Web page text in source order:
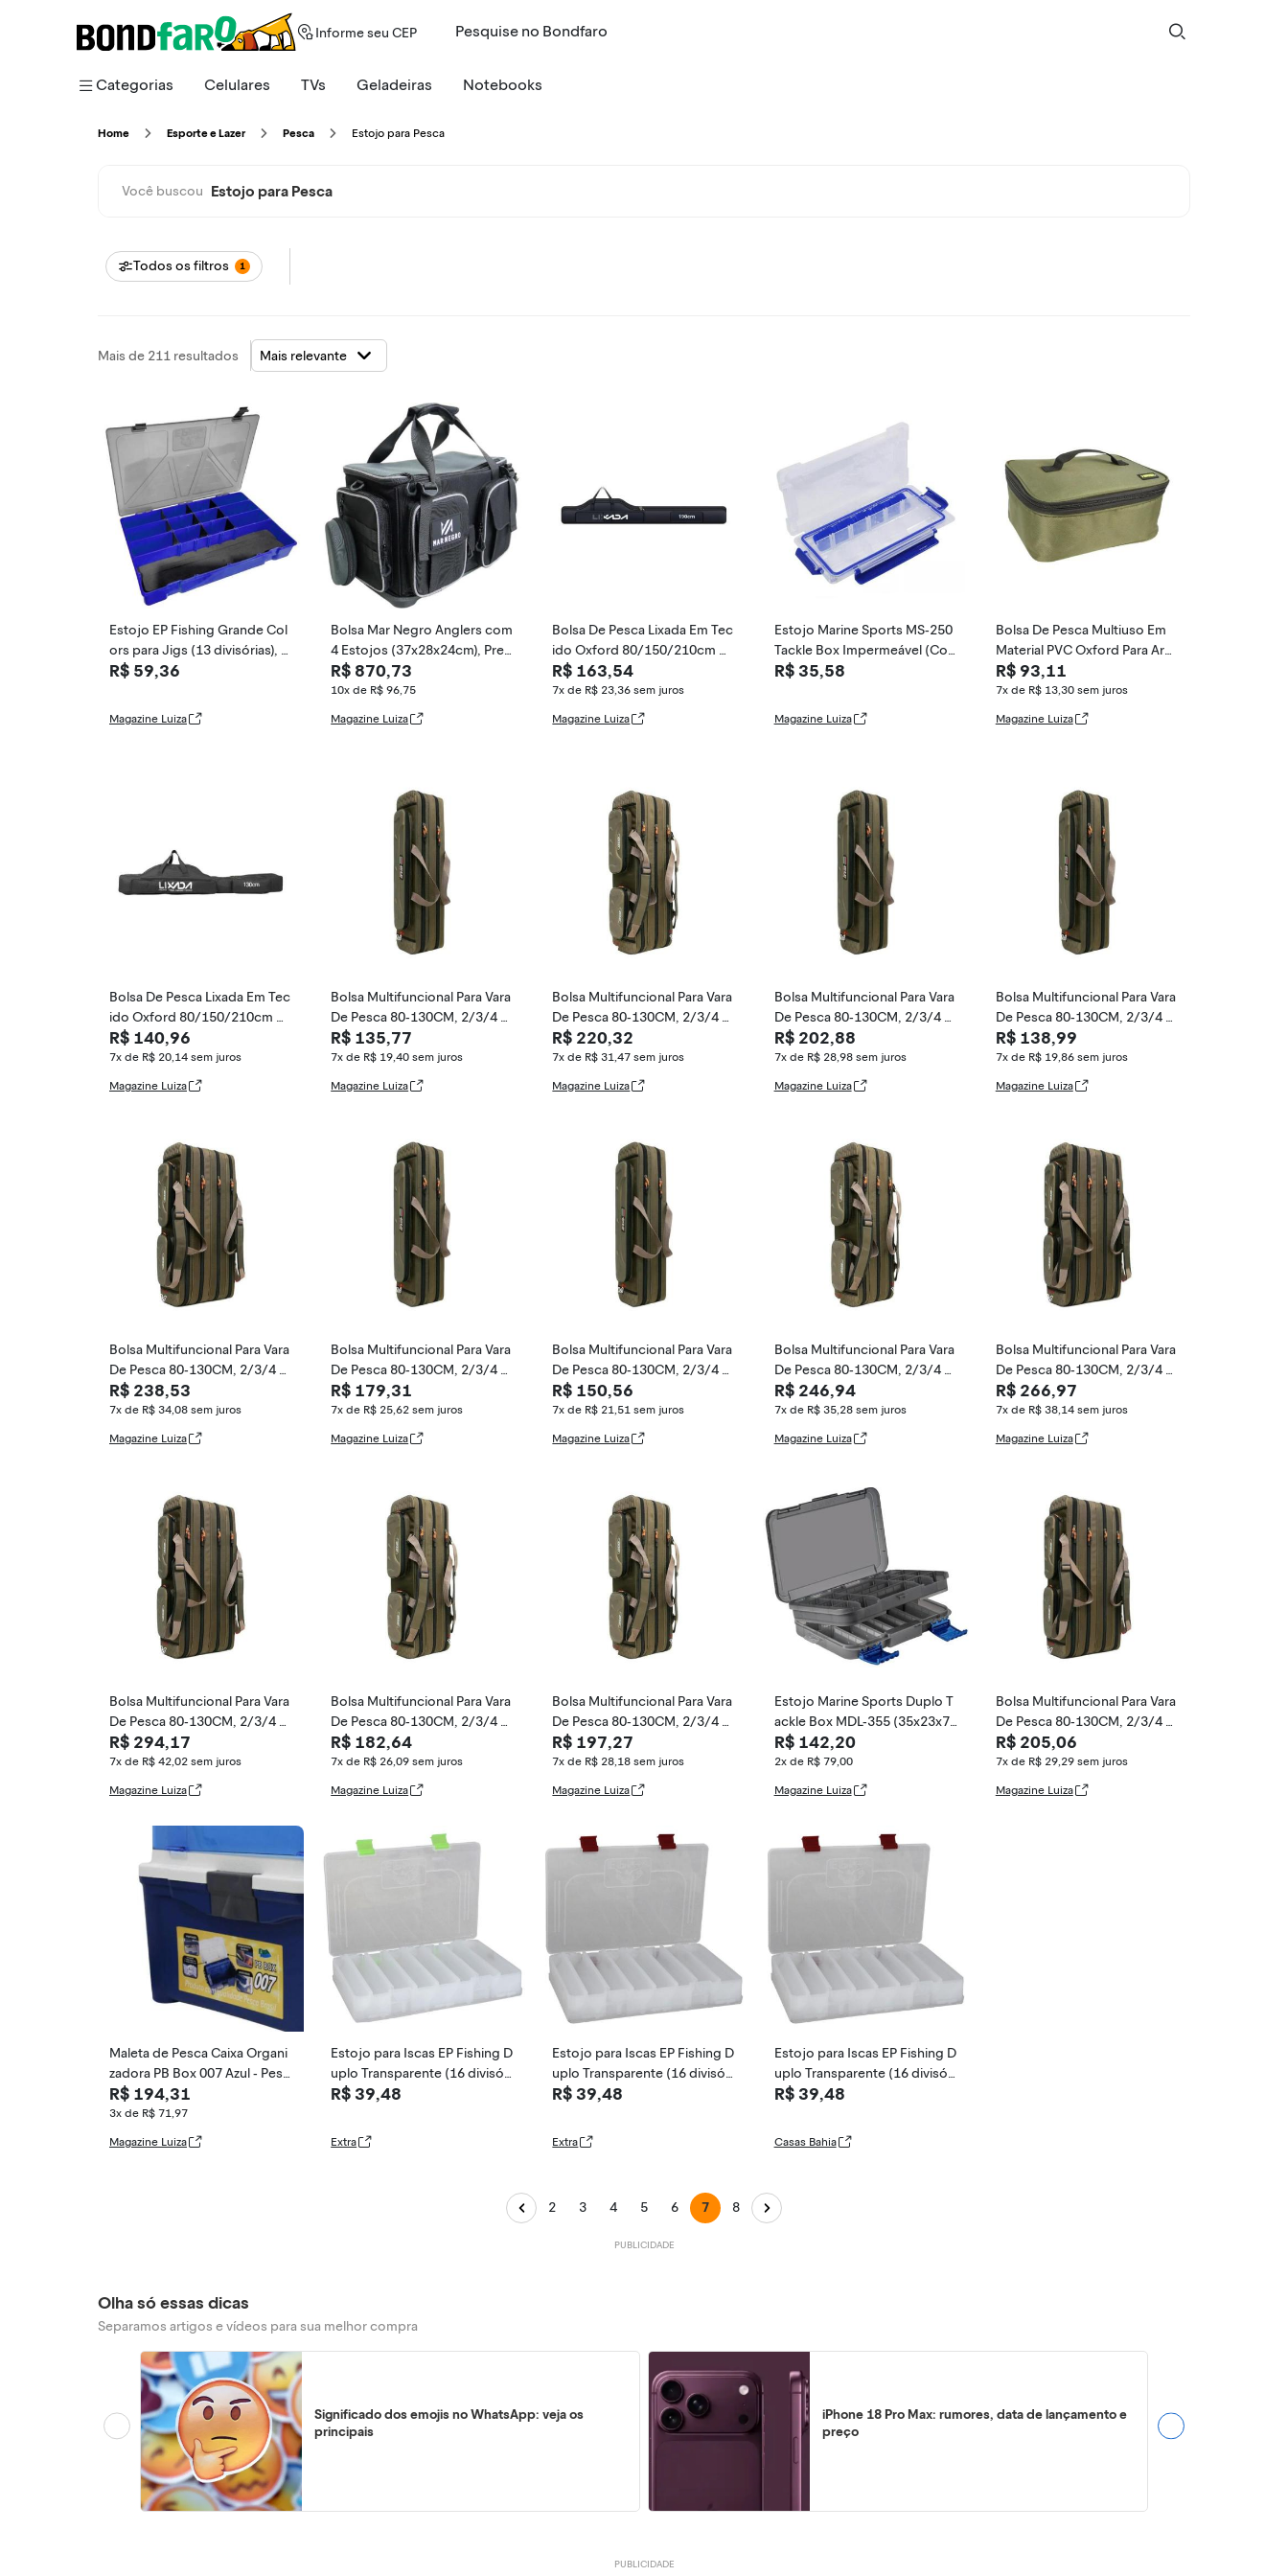
Informe seu CEP
Pesquise
Categorias Celulares TVs Geladeiras Notebooks
Home Esporte e Lazer Pesca Estojo para Pesca
Você buscou Estojo para Pesca
Todos os filtros 1
Mais de 211 resultados
Estojo EP Fishing Grande Col
ors para Jigs (13 divisórias), A
zul
R$ 59,36
Magazine Luiza
Bolsa Mar Negro Anglers com
4 Estojos (37x28x24cm), Pret
o
R$ 870,73
10x de R$ 96,75
Magazine Luiza
Bolsa De Pesca Lixada Em Tec
ido Oxford 80/150/210cm D
obrável Para Arma
R$ 163,54
7x de R$ 23,36 sem juros
Magazine Luiza
Estojo Marine Sports MS-250
Tackle Box Impermeável (Co
m 15 Divisórias,
R$ 35,58
Magazine Luiza
Bolsa De Pesca Multiuso Em
Material PVC Oxford Para Arm
azenamento De C
R$ 93,11
7x de R$ 13,30 sem juros
Magazine Luiza
Bolsa De Pesca Lixada Em Tec
ido Oxford 80/150/210cm D
obrável Para Arma
R$ 140,96
7x de R$ 20,14 sem juros
Magazine Luiza
Bolsa Multifuncional Para Vara
De Pesca 80-130CM, 2/3/4 C
amadas, Estoj
R$ 135,77
7x de R$ 19,40 sem juros
Magazine Luiza
Bolsa Multifuncional Para Vara
De Pesca 80-130CM, 2/3/4 C
amadas, Estoj
R$ 220,32
7x de R$ 31,47 sem juros
Magazine Luiza
Bolsa Multifuncional Para Vara
De Pesca 80-130CM, 2/3/4 C
amadas, Estoj
R$ 202,88
7x de R$ 28,98 sem juros
Magazine Luiza
Bolsa Multifuncional Para Vara
De Pesca 80-130CM, 2/3/4 C
amadas, Estoj
R$ 138,99
7x de R$ 19,86 sem juros
Magazine Luiza
Bolsa Multifuncional Para Vara
De Pesca 80-130CM, 2/3/4 C
amadas, Estoj
R$ 238,53
7x de R$ 34,08 sem juros
Magazine Luiza
Bolsa Multifuncional Para Vara
De Pesca 80-130CM, 2/3/4 C
amadas, Estoj
R$ 179,31
7x de R$ 25,62 sem juros
Magazine Luiza
Bolsa Multifuncional Para Vara
De Pesca 80-130CM, 2/3/4 C
amadas, Estoj
R$ 150,56
7x de R$ 21,51 sem juros
Magazine Luiza
Bolsa Multifuncional Para Vara
De Pesca 80-130CM, 2/3/4 C
amadas, Estoj
R$ 246,94
7x de R$ 35,28 sem juros
Magazine Luiza
Bolsa Multifuncional Para Vara
De Pesca 80-130CM, 2/3/4 C
amadas, Estoj
R$ 266,97
7x de R$ 38,14 sem juros
Magazine Luiza
Bolsa Multifuncional Para Vara
De Pesca 80-130CM, 2/3/4 C
amadas, Estoj
R$ 294,17
7x de R$ 42,02 sem juros
Magazine Luiza
Bolsa Multifuncional Para Vara
De Pesca 80-130CM, 2/3/4 C
amadas, Estoj
R$ 182,64
7x de R$ 26,09 sem juros
Magazine Luiza
Bolsa Multifuncional Para Vara
De Pesca 80-130CM, 2/3/4 C
amadas, Estoj
R$ 197,27
7x de R$ 28,18 sem juros
Magazine Luiza
Estojo Marine Sports Duplo T
ackle Box MDL-355 (35x23x7c
m)
R$ 142,20
2x de R$ 79,00
Magazine Luiza
Bolsa Multifuncional Para Vara
De Pesca 80-130CM, 2/3/4 C
amadas, Estoj
R$ 205,06
7x de R$ 29,29 sem juros
Magazine Luiza
Maleta de Pesca Caixa Organi
zadora PB Box 007 Azul - Pesc
a Brasil
R$ 194,31
3x de R$ 71,97
Magazine Luiza
Estojo para Iscas EP Fishing D
uplo Transparente (16 divisóri
as)
R$ 39,48
Extra
Estojo para Iscas EP Fishing D
uplo Transparente (16 divisóri
as)
R$ 39,48
Extra
Estojo para Iscas EP Fishing D
uplo Transparente (16 divisóri
as)
R$ 39,48
Casas Bahia
2 3 4 5 6 7 8
Olha só essas dicas
Separamos artigos e vídeos para sua melhor compra
Significado dos emojis no WhatsApp: veja os
principais
iPhone 18 Pro Max: rumores, data de lançamento e
preço